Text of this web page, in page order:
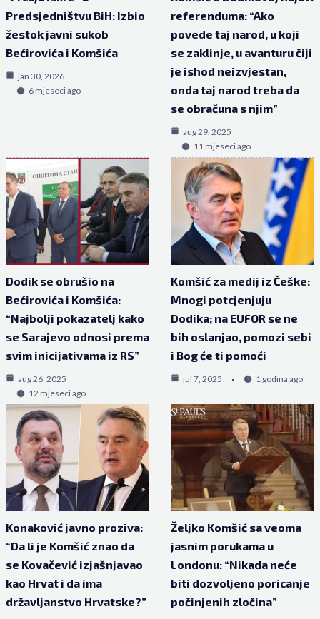
Predsjedništvu BiH: Izbio
žestok javni sukob
Bećirovića i Komšića
jan 30, 2026
6 mjeseci ago
referenduma: “Ako
povede taj narod, u koji
se zaklinje, u avanturu čiji
je ishod neizvjestan,
onda taj narod treba da
se obračuna s njim”
aug 29, 2025
11 mjeseci ago
Dodik se obrušio na
Bećirovića i Komšića:
“Najbolji pokazatelj kako
se Sarajevo odnosi prema
svim inicijativama iz RS”
aug 26, 2025
12 mjeseci ago
Komšić za medij iz Češke:
Mnogi potcjenjuju
Dodika; na EUFOR se ne
bih oslanjao, pomozi sebi
i Bog će ti pomoći
jul 7, 2025 1 godina ago
Konaković javno proziva:
“Da li je Komšić znao da
se Kovačević izjašnjavao
kao Hrvat i da ima
državljanstvo Hrvatske?”
Željko Komšić sa veoma
jasnim porukama u
Londonu: “Nikada neće
biti dozvoljeno poricanje
počinjenih zločina”